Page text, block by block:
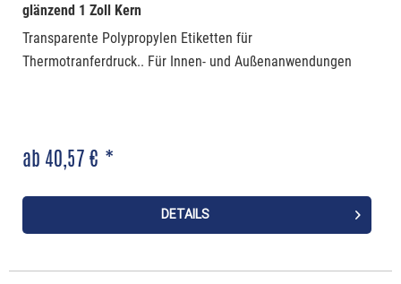
glänzend 1 Zoll Kern
Transparente Polypropylen Etiketten für
Thermotranferdruck.. Für Innen- und Außenanwendungen
ab 40,57 € *
DETAILS